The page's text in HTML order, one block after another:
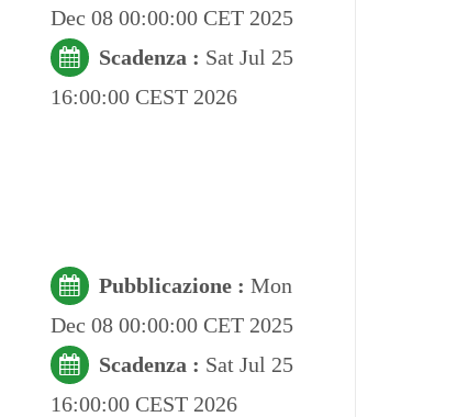
Dec 08 00:00:00 CET 2025
Scadenza : Sat Jul 25
16:00:00 CEST 2026
Pubblicazione : Mon
Dec 08 00:00:00 CET 2025
Scadenza : Sat Jul 25
16:00:00 CEST 2026